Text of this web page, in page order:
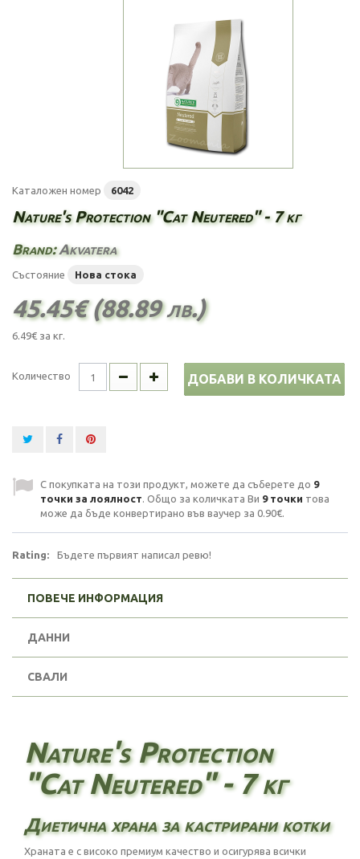
Каталожен номер 6042
Nature's Protection "Cat Neutered" - 7 кг
Brand:Akvatera
Състояние Нова стока
45.45€ (88.89 лв.)
6.49€ за кг.
Количество ДОБАВИ В КОЛИЧКАТА
С покупката на този продукт, можете да съберете до 9
точки за лоялност. Общо за количката Ви 9точки това
може да бъде конвертирано във ваучер за 0.90€.
Rating: Бъдете първият написал ревю!
ПОВЕЧЕ ИНФОРМАЦИЯ
ДАННИ
СВАЛИ
Nature's Protection
"Cat Neutered" - 7 кг
Диетична храна за кастрирани котки
Храната е с високо премиум качество и осигурява всички